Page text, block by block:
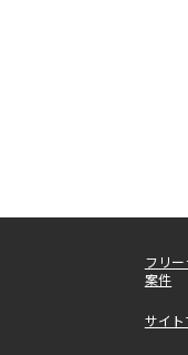
フリ
案件
サイ